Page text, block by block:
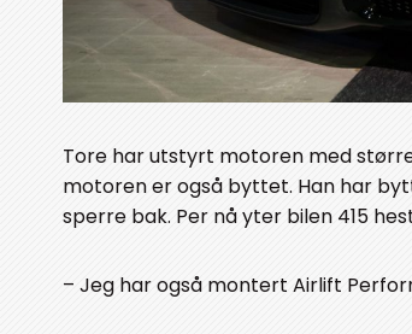
Tore har utstyrt motoren med
motoren er også byttet. Han har
sperre bak. Per nå yter bilen 415
– Jeg har også montert Airlift